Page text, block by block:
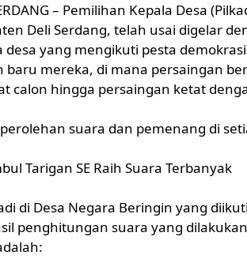
– Pemilihan Kepala Desa
Deli Serdang, telah usai digelar
desa yang mengikuti pesta
mereka, di mana persaingan
calon hingga persaingan ketat
suara dan pemenang di
Tarigan SE Raih Suara Terbanyak
di Desa Negara Beringin yang
penghitungan suara yang